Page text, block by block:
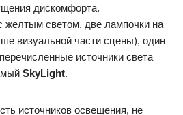
дискомфорта.
желтым светом, две лампочки на
визуальной части сцены), один
источники света
SkyLight.
источников освещения, не